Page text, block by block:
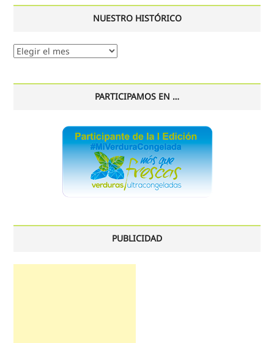
NUESTRO HISTÓRICO
Nuestro
PARTICIPAMOS EN …
PUBLICIDAD